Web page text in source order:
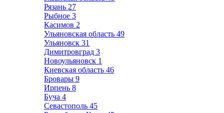
Рязань 27
Рыбное 3
Касимов 2
Ульяновская область 49
Ульяновск 31
Димитровград 3
Новоульяновск 1
Киевская область 46
Бровары 9
Ирпень 8
Буча 4
Севастополь 45